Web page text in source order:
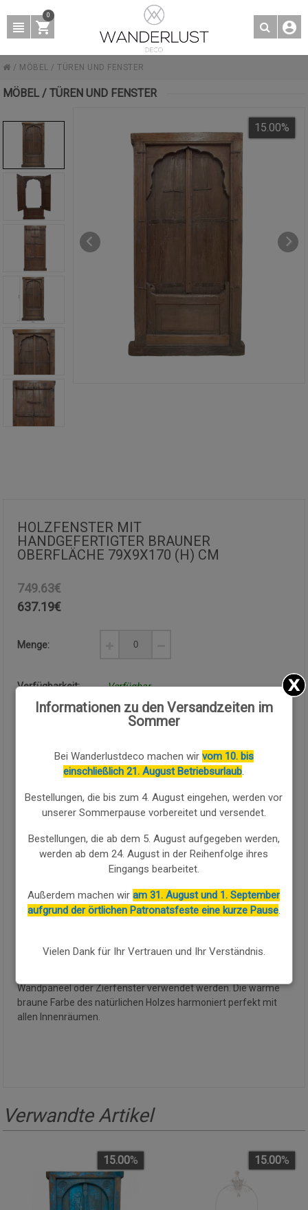
0
/ MÖBEL /TÜREN UND FENSTER
MÖBEL / TÜREN UND FENSTER
HOLZFENSTER MIT
HANDGEFERTIGTER BRAUNER
OBERFLÄCHE 79X9X170 (H) CM
749.63€
15.00%
637.19€
Menge:
Verfügbarkeit: Verfügbar
KAUFEN SIE WEITER
Wunderschönes dekoratives handgefertigtes Fenster aus
massivem Holz mit einer schönen natürlichen gealterten
Inspiration misst 79x9x170h cm und weist eine zweiflügelige
Struktur mit horizontalen Schmiedeeisenstangen und einem
originellen metallischen Kettengriff in der Mitte auf. Das Holz
zeigt natürliche Maserungen und die typischen Spuren der
Zeit, die einen authentischen und unwiederholbaren Vintage-
Effekt erzeugen. Im unteren Teil sticht ein eingelassenes
Schnitzpaneel hervor, das Eleganz und handwerkliche Details
verleiht.
Wandpaneel oder Zierfenster verwendet werden. Die warme
braune Farbe des natürlichen Holzes harmoniert perfekt mit
allen Innenräumen.
Verwandte Artikel
15.00% 15.00%
Informationen zu den Versandzeiten im
Sommer
Bei Wanderlustdeco machen wir vom 10. bis
einschließlich 21. August Betriebsurlaub
Bestellungen, die bis zum 4. August eingehen, werden vor
unserer Sommerpause vorbereitet und versendet.
Bestellungen, die ab dem 5. August aufgegeben werden,
werden ab dem 24. August in der Reihenfolge ihres
Eingangs bearbeitet.
Außerdem machen wiram 31. August und 1. September
aufgrund der örtlichen Patronatsfeste eine kurze Pause.
Vielen Dank für Ihr Vertrauen und Ihr Verständnis.